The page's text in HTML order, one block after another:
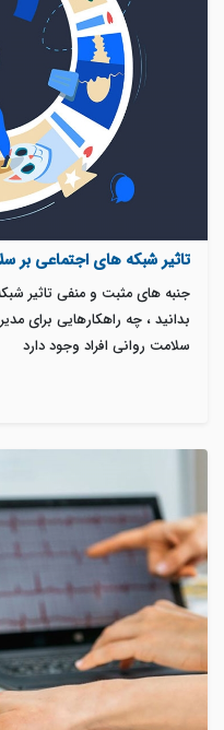
تاثیر شبکه‌ های اجتماعی بر
جنبه های مثبت و منفی تاثیر
بدانید ، چه راهکارهایی برای
سلامت روانی افراد وجود دارد